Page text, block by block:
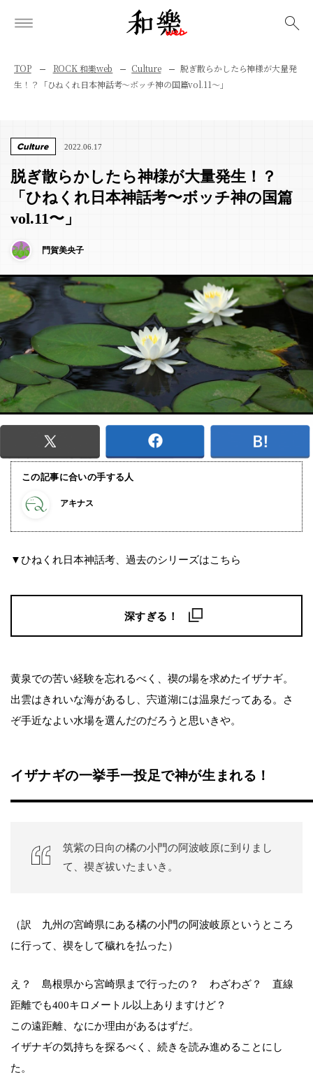
TOP ROCK 和樂web Culture
脱ぎ散らかしたら神様が大量発
生！？「ひねくれ日本神話考〜ボッチ神の国篇vol.11〜」
Culture 2022.06.17
脱ぎ散らかしたら神様が大量発生！？
「ひねくれ日本神話考〜ボッチ神の国篇
vol.11〜」
門賀美央子
この記事に合いの手する人
アキナス
▼ひねくれ日本神話考、過去のシリーズはこちら
深すぎる！
黄泉での苦い経験を忘れるべく、禊の場を求めたイザナギ。
出雲はきれいな海があるし、宍道湖には温泉だってある。さ
ぞ手近なよい水場を選んだのだろうと思いきや。
イザナギの一挙手一投足で神が生まれる！
筑紫の日向の橘の小門の阿波岐原に到りまし
て、禊ぎ祓いたまいき。
（訳 九州の宮崎県にある橘の小門の阿波岐原というところ
に行って、禊をして穢れを払った）
え？ 島根県から宮崎県まで行ったの？ わざわざ？ 直線
距離でも400キロメートル以上ありますけど？
この遠距離、なにか理由があるはずだ。
イザナギの気持ちを探るべく、続きを読み進めることにし
た。